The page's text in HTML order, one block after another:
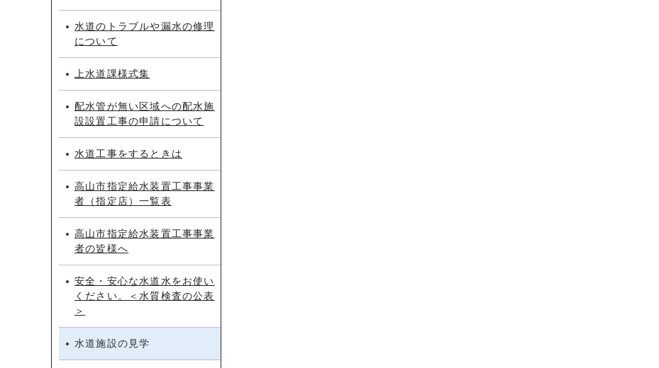
水道のトラブルや漏水の修理
について
上水道課様式集
配水管が無い区域への配水施
設設置工事の申請について
水道工事をするときは
高山市指定給水装置工事事業
者（指定店）一覧表
高山市指定給水装置工事事業
者の皆様へ
安全・安心な水道水をお使い
ください。＜水質検査の公表
＞
水道施設の見学